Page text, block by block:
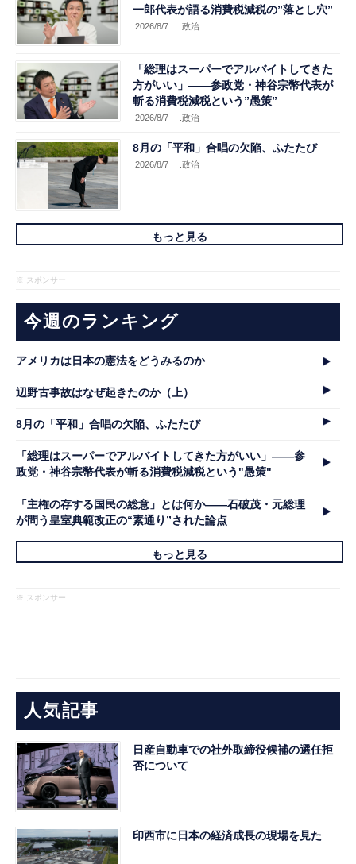
一郎代表が語る消費税減税の”落とし穴”
2026/8/7 .政治
「総理はスーパーでアルバイトしてきた
方がいい」――参政党・神谷宗幣代表が
斬る消費税減税という”愚策”
2026/8/7 .政治
8月の「平和」合唱の欠陥、ふたたび
2026/8/7 .政治
もっと見る
※ スポンサー
今週のランキング
アメリカは日本の憲法をどうみるのか
辺野古事故はなぜ起きたのか（上）
8月の「平和」合唱の欠陥、ふたたび
「総理はスーパーでアルバイトしてきた方がいい」――参
政党・神谷宗幣代表が斬る消費税減税という"愚策"
「主権の存する国民の総意」とは何か――石破茂・元総理
が問う皇室典範改正の“素通り”された論点
もっと見る
※ スポンサー
人気記事
日産自動車での社外取締役候補の選任拒
否について
印西市に日本の経済成長の現場を見た